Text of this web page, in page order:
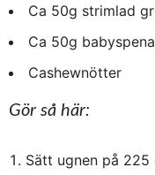
Ca 50g strimlad
Ca 50g
Cashewnötter
Gör så här:
Sätt ugnen på 225